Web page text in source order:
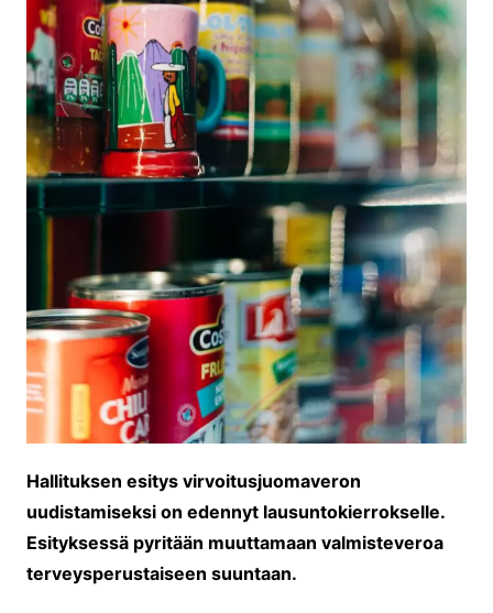
Hallituksen esitys virvoitusjuomaveron
uudistamiseksi on edennyt lausuntokierrokselle.
Esityksessä pyritään muuttamaan valmisteveroa
terveysperustaiseen suuntaan.